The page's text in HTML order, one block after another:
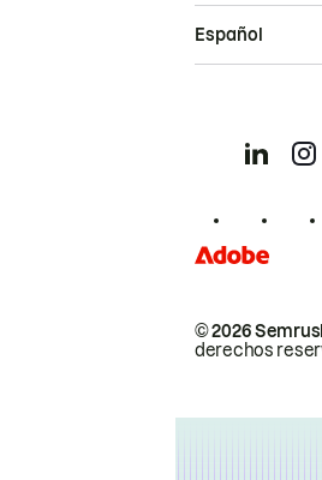
© 2026
derechos
Español